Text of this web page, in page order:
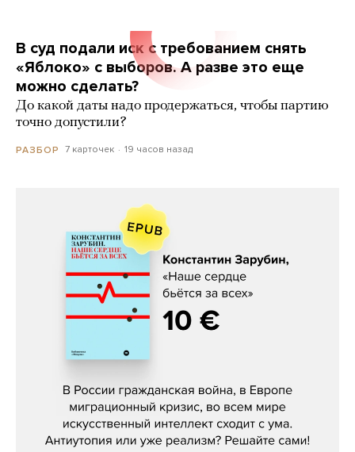
В суд подали иск с требованием снять
«Яблоко» с выборов. А разве это еще
можно сделать?
До какой даты надо продержаться, чтобы партию
точно допустили?
РАЗБОР 7 карточек 19 часов назад
Константин Зарубин, «Наше сердце